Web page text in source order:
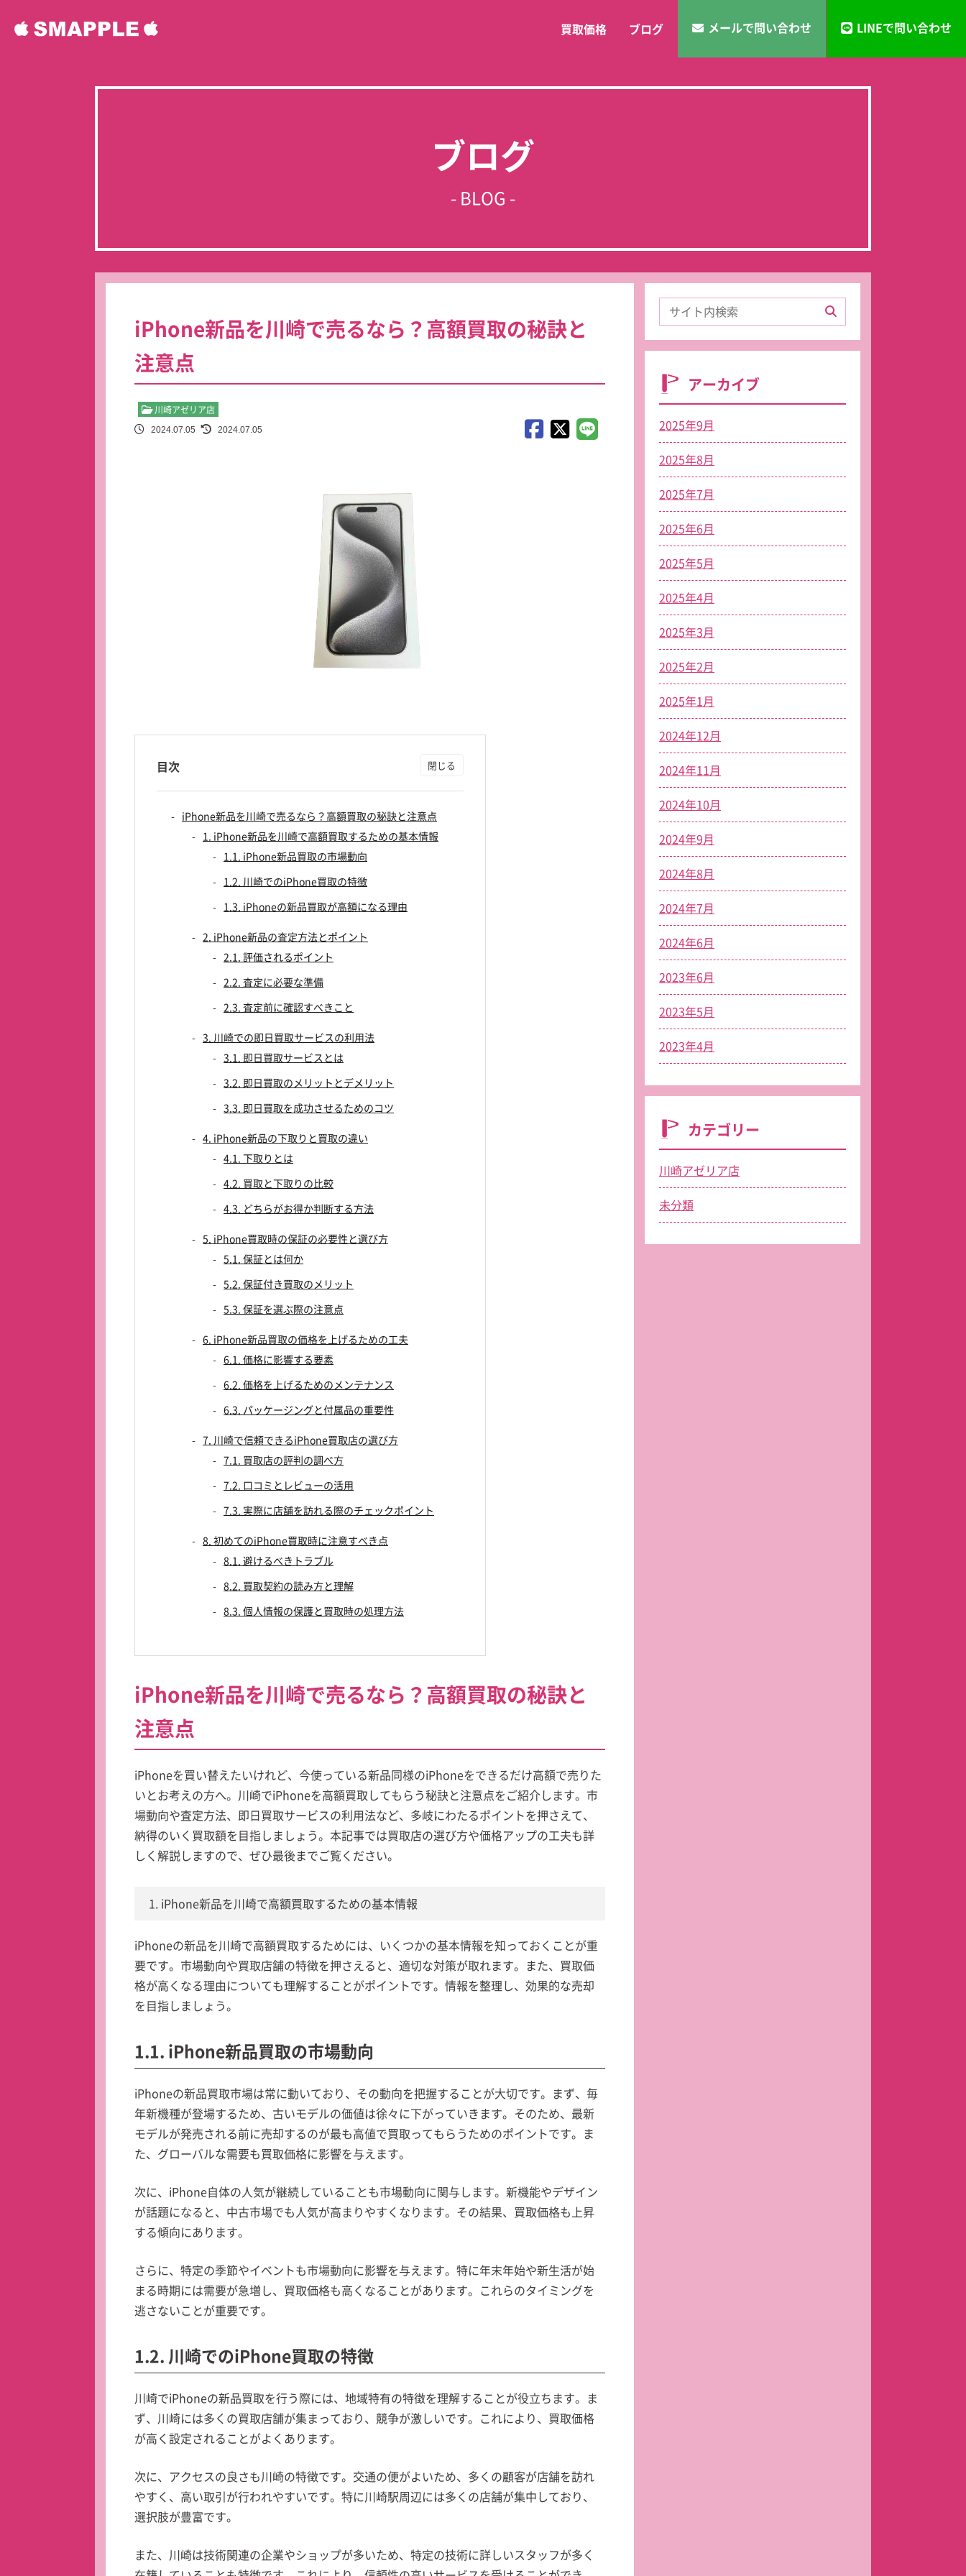
買取価格 ブログ メールで問い合わせ LINEで問い合わせ
ブログ
- BLOG -
iPhone新品を川崎で売るなら？高額買取の秘訣と
注意点
川崎アゼリア店
2024.07.05 2024.07.05
目次
iPhone新品を川崎で売るなら？高額買取の秘訣と注意点
1. iPhone新品を川崎で高額買取するための基本情報
1.1. iPhone新品買取の市場動向
1.2. 川崎でのiPhone買取の特徴
1.3. iPhoneの新品買取が高額になる理由
2. iPhone新品の査定方法とポイント
2.1. 評価されるポイント
2.2. 査定に必要な準備
2.3. 査定前に確認すべきこと
3. 川崎での即日買取サービスの利用法
3.1. 即日買取サービスとは
3.2. 即日買取のメリットとデメリット
3.3. 即日買取を成功させるためのコツ
4. iPhone新品の下取りと買取の違い
4.1. 下取りとは
4.2. 買取と下取りの比較
4.3. どちらがお得か判断する方法
5. iPhone買取時の保証の必要性と選び方
5.1. 保証とは何か
5.2. 保証付き買取のメリット
5.3. 保証を選ぶ際の注意点
6. iPhone新品買取の価格を上げるための工夫
6.1. 価格に影響する要素
6.2. 価格を上げるためのメンテナンス
6.3. パッケージングと付属品の重要性
7. 川崎で信頼できるiPhone買取店の選び方
7.1. 買取店の評判の調べ方
7.2. 口コミとレビューの活用
7.3. 実際に店舗を訪れる際のチェックポイント
8. 初めてのiPhone買取時に注意すべき点
8.1. 避けるべきトラブル
8.2. 買取契約の読み方と理解
8.3. 個人情報の保護と買取時の処理方法
iPhone新品を川崎で売るなら？高額買取の秘訣と
注意点
iPhoneを買い替えたいけれど、今使っている新品同様のiPhoneをできるだけ高額で売りた
いとお考えの方へ。川崎でiPhoneを高額買取してもらう秘訣と注意点をご紹介します。市
場動向や査定方法、即日買取サービスの利用法など、多岐にわたるポイントを押さえて、
納得のいく買取額を目指しましょう。本記事では買取店の選び方や価格アップの工夫も詳
しく解説しますので、ぜひ最後までご覧ください。
1. iPhone新品を川崎で高額買取するための基本情報
iPhoneの新品を川崎で高額買取するためには、いくつかの基本情報を知っておくことが重
要です。市場動向や買取店舗の特徴を押さえると、適切な対策が取れます。また、買取価
格が高くなる理由についても理解することがポイントです。情報を整理し、効果的な売却
を目指しましょう。
1.1. iPhone新品買取の市場動向
iPhoneの新品買取市場は常に動いており、その動向を把握することが大切です。まず、毎
年新機種が登場するため、古いモデルの価値は徐々に下がっていきます。そのため、最新
モデルが発売される前に売却するのが最も高値で買取ってもらうためのポイントです。ま
た、グローバルな需要も買取価格に影響を与えます。
次に、iPhone自体の人気が継続していることも市場動向に関与します。新機能やデザイン
が話題になると、中古市場でも人気が高まりやすくなります。その結果、買取価格も上昇
する傾向にあります。
さらに、特定の季節やイベントも市場動向に影響を与えます。特に年末年始や新生活が始
まる時期には需要が急増し、買取価格も高くなることがあります。これらのタイミングを
逃さないことが重要です。
1.2. 川崎でのiPhone買取の特徴
川崎でiPhoneの新品買取を行う際には、地域特有の特徴を理解することが役立ちます。ま
ず、川崎には多くの買取店舗が集まっており、競争が激しいです。これにより、買取価格
が高く設定されることがよくあります。
次に、アクセスの良さも川崎の特徴です。交通の便がよいため、多くの顧客が店舗を訪れ
やすく、高い取引が行われやすいです。特に川崎駅周辺には多くの店舗が集中しており、
選択肢が豊富です。
また、川崎は技術関連の企業やショップが多いため、特定の技術に詳しいスタッフが多く
アーカイブ
2025年9月
2025年8月
2025年7月
2025年6月
2025年5月
2025年4月
2025年3月
2025年2月
2025年1月
2024年12月
2024年11月
2024年10月
2024年9月
2024年8月
2024年7月
2024年6月
2023年6月
2023年5月
2023年4月
カテゴリー
川崎アゼリア店
未分類